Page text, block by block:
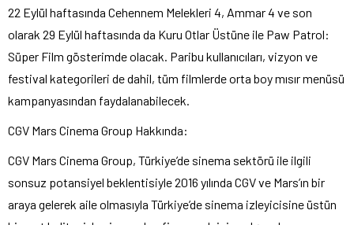
22 Eylül haftasında Cehennem Melekleri 4, Ammar 4 ve son
olarak 29 Eylül haftasında da Kuru Otlar Üstüne ile Paw Patrol:
Süper Film gösterimde olacak. Paribu kullanıcıları, vizyon ve
festival kategorileri de dahil, tüm filmlerde orta boy mısır menüsü
kampanyasından faydalanabilecek.
CGV Mars Cinema Group Hakkında:
CGV Mars Cinema Group, Türkiye’de sinema sektörü ile ilgili
sonsuz potansiyel beklentisiyle 2016 yılında CGV ve Mars’ın bir
araya gelerek aile olmasıyla Türkiye’de sinema izleyicisine üstün